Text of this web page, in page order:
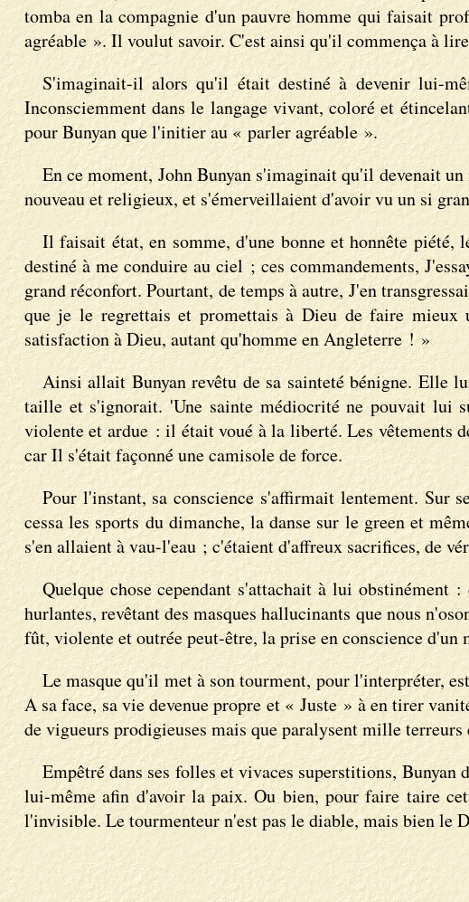
tomba en la compagnie d'un pauvre homme qui faisait
agréable ». Il voulut savoir. C'est ainsi qu'il commença à
S'imaginait-il alors qu'il était destiné à devenir lui-
Inconsciemment dans le langage vivant, coloré et
pour Bunyan que l'initier au « parler agréable ».
En ce moment, John Bunyan s'imaginait qu'il devenait
nouveau et religieux, et s'émerveillaient d'avoir vu un si
Il faisait état, en somme, d'une bonne et honnête
destiné à me conduire au ciel ; ces commandements,
grand réconfort. Pourtant, de temps à autre, J'en
que je le regrettais et promettais à Dieu de faire mieux
satisfaction à Dieu, autant qu'homme en Angleterre ! »
Ainsi allait Bunyan revêtu de sa sainteté bénigne.
taille et s'ignorait. 'Une sainte médiocrité ne pouvait lui
violente et ardue : il était voué à la liberté. Les vêtements
car Il s'était façonné une camisole de force.
Pour l'instant, sa conscience s'affirmait lentement. Sur
cessa les sports du dimanche, la danse sur le green et
s'en allaient à vau-l'eau ; c'étaient d'affreux sacrifices, de
Quelque chose cependant s'attachait à lui obstinément
hurlantes, revêtant des masques hallucinants que nous
fût, violente et outrée peut-être, la prise en conscience d'un
Le masque qu'il met à son tourment, pour l'interpréter,
A sa face, sa vie devenue propre et « Juste » à en tirer
de vigueurs prodigieuses mais que paralysent mille
Empêtré dans ses folles et vivaces superstitions,
lui-même afin d'avoir la paix. Ou bien, pour faire taire
l'invisible. Le tourmenteur n'est pas le diable, mais bien le